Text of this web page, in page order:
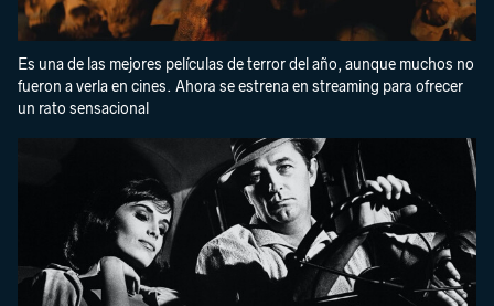
Es una de las mejores películas de terror del año, aunque muchos no
fueron a verla en cines. Ahora se estrena en streaming para ofrecer
un rato sensacional